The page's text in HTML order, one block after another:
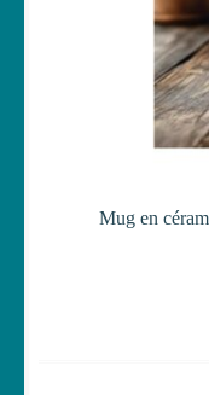
Mug en